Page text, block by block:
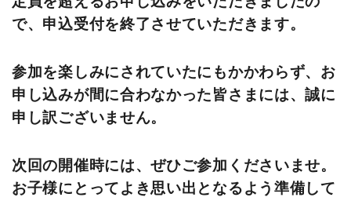
で、申込受付を終了させていただきます。
参加を楽しみにされていたにもかかわらず、お
申し込みが間に合わなかった皆さまには、誠に
申し訳ございません。
次回の開催時には、ぜひご参加くださいませ。
お子様にとってよき思い出となるよう準備して